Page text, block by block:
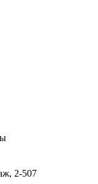
2-507